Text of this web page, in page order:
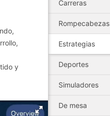
y
Carreras
Rompecabezas
Estrategias
Deportes
Simuladores
De mesa